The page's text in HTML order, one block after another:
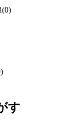
(0)
)
す